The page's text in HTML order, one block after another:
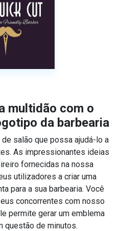
multidão com o
da barbearia
salão que possa ajudá-lo a
As impressionantes ideias
fornecidas na nossa
utilizadores a criar uma
para a sua barbearia. Você
concorrentes com nosso
permite gerar um emblema
questão de minutos.